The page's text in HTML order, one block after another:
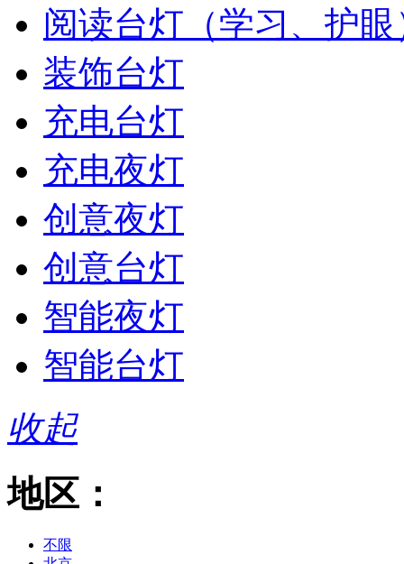
阅读台灯（学习、护眼
装饰台灯
充电台灯
充电夜灯
创意夜灯
创意台灯
智能夜灯
智能台灯
收起
地区：
不限